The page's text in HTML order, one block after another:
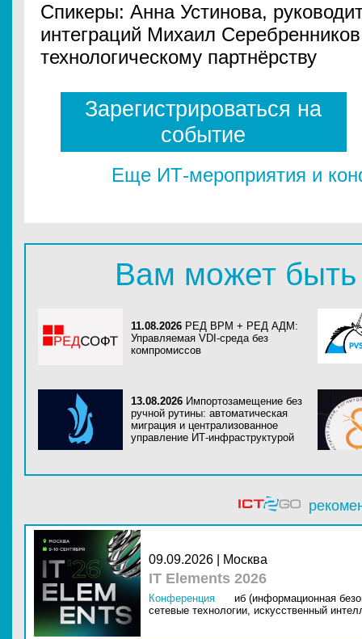
Спикеры: Анна Устинова,
интеграций Михаил
технологическому партнёрству
Зарегистрироваться на
событие
Еще ИТ-мероприятия и
Вам может быть
11.08.2026 РЕД ВРМ + РЕД АДМ:
Управляемая VDI-среда без
компромиссов
13.08.2026 Импортозамещение без
ручной рутины: автоматическая
миграция и централизованное
управление ИТ-инфраструктурой
09.09.2026 | Москва
IT Elements 2026
Конференция
иб (информационная
сетевые технологии, искусственный